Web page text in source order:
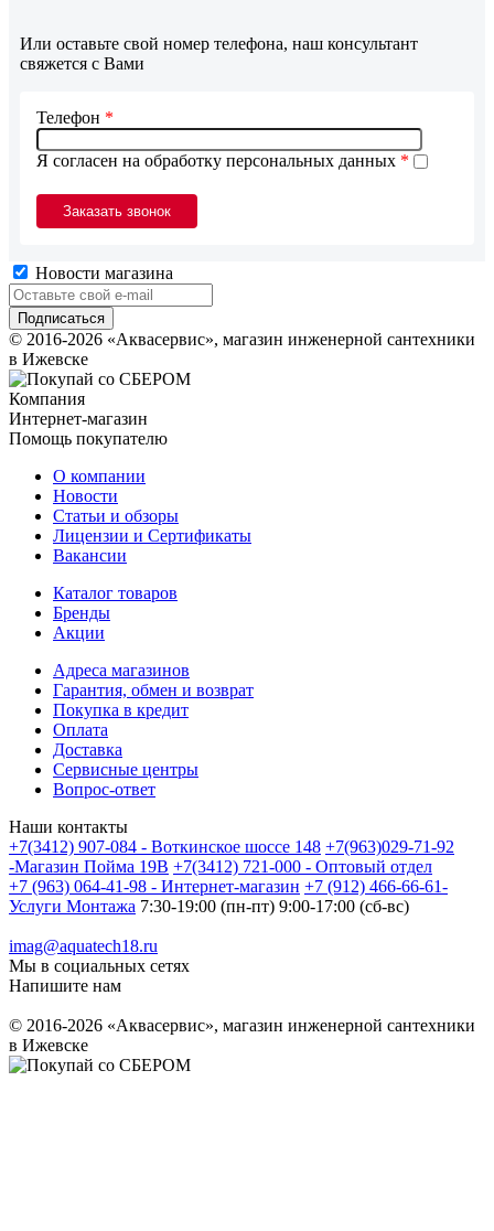
Или оставьте свой номер телефона, наш консультант
свяжется с Вами
Я согласен на обработку персональных данных *
Телефон *
Новости магазина
© 2016-2026 «Аквасервис», магазин инженерной сантехники
в Ижевске
Компания
Интернет-магазин
Помощь покупателю
О компании
Новости
Статьи и обзоры
Лицензии и Сертификаты
Вакансии
Каталог товаров
Бренды
Акции
Адреса магазинов
Гарантия, обмен и возврат
Покупка в кредит
Оплата
Доставка
Сервисные центры
Вопрос-ответ
Наши контакты
+7(3412) 907-084 - Воткинское шоссе 148 +7(963)029-71-92
-Магазин Пойма 19В +7(3412) 721-000 - Оптовый отдел
+7 (963) 064-41-98 - Интернет-магазин +7 (912) 466-66-61-
Услуги Монтажа 7:30-19:00 (пн-пт) 9:00-17:00 (сб-вс)
imag@aquatech18.ru
Мы в социальных сетях
Напишите нам
© 2016-2026 «Аквасервис», магазин инженерной сантехники
в Ижевске